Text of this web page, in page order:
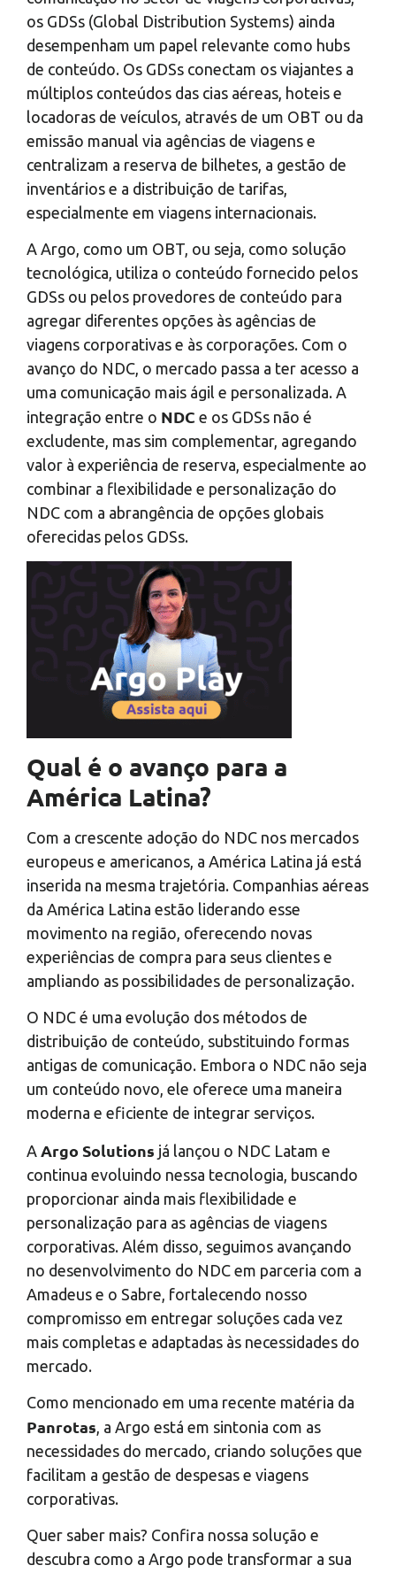
os GDSs (Global Distribution Systems) ainda
desempenham um papel relevante como hubs
de conteúdo. Os GDSs conectam os viajantes a
múltiplos conteúdos das cias aéreas, hoteis e
locadoras de veículos, através de um OBT ou da
emissão manual via agências de viagens e
centralizam a reserva de bilhetes, a gestão de
inventários e a distribuição de tarifas,
especialmente em viagens internacionais.
A Argo, como um OBT, ou seja, como solução
tecnológica, utiliza o conteúdo fornecido pelos
GDSs ou pelos provedores de conteúdo para
agregar diferentes opções às agências de
viagens corporativas e às corporações. Com o
avanço do NDC, o mercado passa a ter acesso a
uma comunicação mais ágil e personalizada. A
integração entre o NDC e os GDSs não é
excludente, mas sim complementar, agregando
valor à experiência de reserva, especialmente ao
combinar a flexibilidade e personalização do
NDC com a abrangência de opções globais
oferecidas pelos GDSs.
Qual é o avanço para a
América Latina?
Com a crescente adoção do NDC nos mercados
europeus e americanos, a América Latina já está
inserida na mesma trajetória. Companhias aéreas
da América Latina estão liderando esse
movimento na região, oferecendo novas
experiências de compra para seus clientes e
ampliando as possibilidades de personalização.
O NDC é uma evolução dos métodos de
distribuição de conteúdo, substituindo formas
antigas de comunicação. Embora o NDC não seja
um conteúdo novo, ele oferece uma maneira
moderna e eficiente de integrar serviços.
A Argo Solutions já lançou o NDC Latam e
continua evoluindo nessa tecnologia, buscando
proporcionar ainda mais flexibilidade e
personalização para as agências de viagens
corporativas. Além disso, seguimos avançando
no desenvolvimento do NDC em parceria com a
Amadeus e o Sabre, fortalecendo nosso
compromisso em entregar soluções cada vez
mais completas e adaptadas às necessidades do
mercado.
Como mencionado em uma recente matéria da
Panrotas , a Argo está em sintonia com as
necessidades do mercado, criando soluções que
facilitam a gestão de despesas e viagens
corporativas.
Quer saber mais? Confira nossa solução e
descubra como a Argo pode transformar a sua